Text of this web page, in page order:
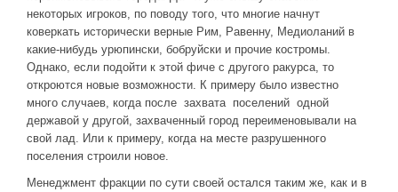
некоторых игроков, по поводу того, что многие начнут
коверкать исторически верные Рим, Равенну, Медиоланий в
какие-нибудь урюпински, бобруйски и прочие костромы.
Однако, если подойти к этой фиче с другого ракурса, то
откроются новые возможности. К примеру было известно
много случаев, когда после захвата поселений одной
державой у другой, захваченный город переименовывали на
свой лад. Или к примеру, когда на месте разрушенного
поселения строили новое.
Менеджмент фракции по сути своей остался таким же, как и в